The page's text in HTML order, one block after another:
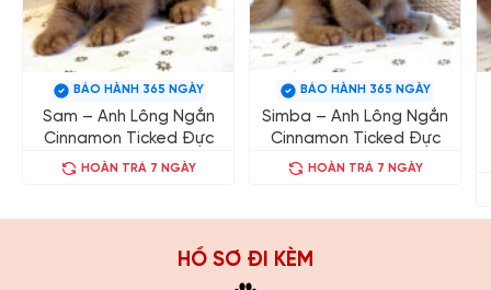
BẢO HÀNH 365 NGÀY
Sam – Anh Lông Ngắn
Cinnamon Ticked Đực
HOÀN TRẢ 7 NGÀY
BẢO HÀNH 365 NGÀY
Simba – Anh Lông Ngắn
Cinnamon Ticked Đực
HOÀN TRẢ 7 NGÀY
HỒ SƠ ĐI KÈM